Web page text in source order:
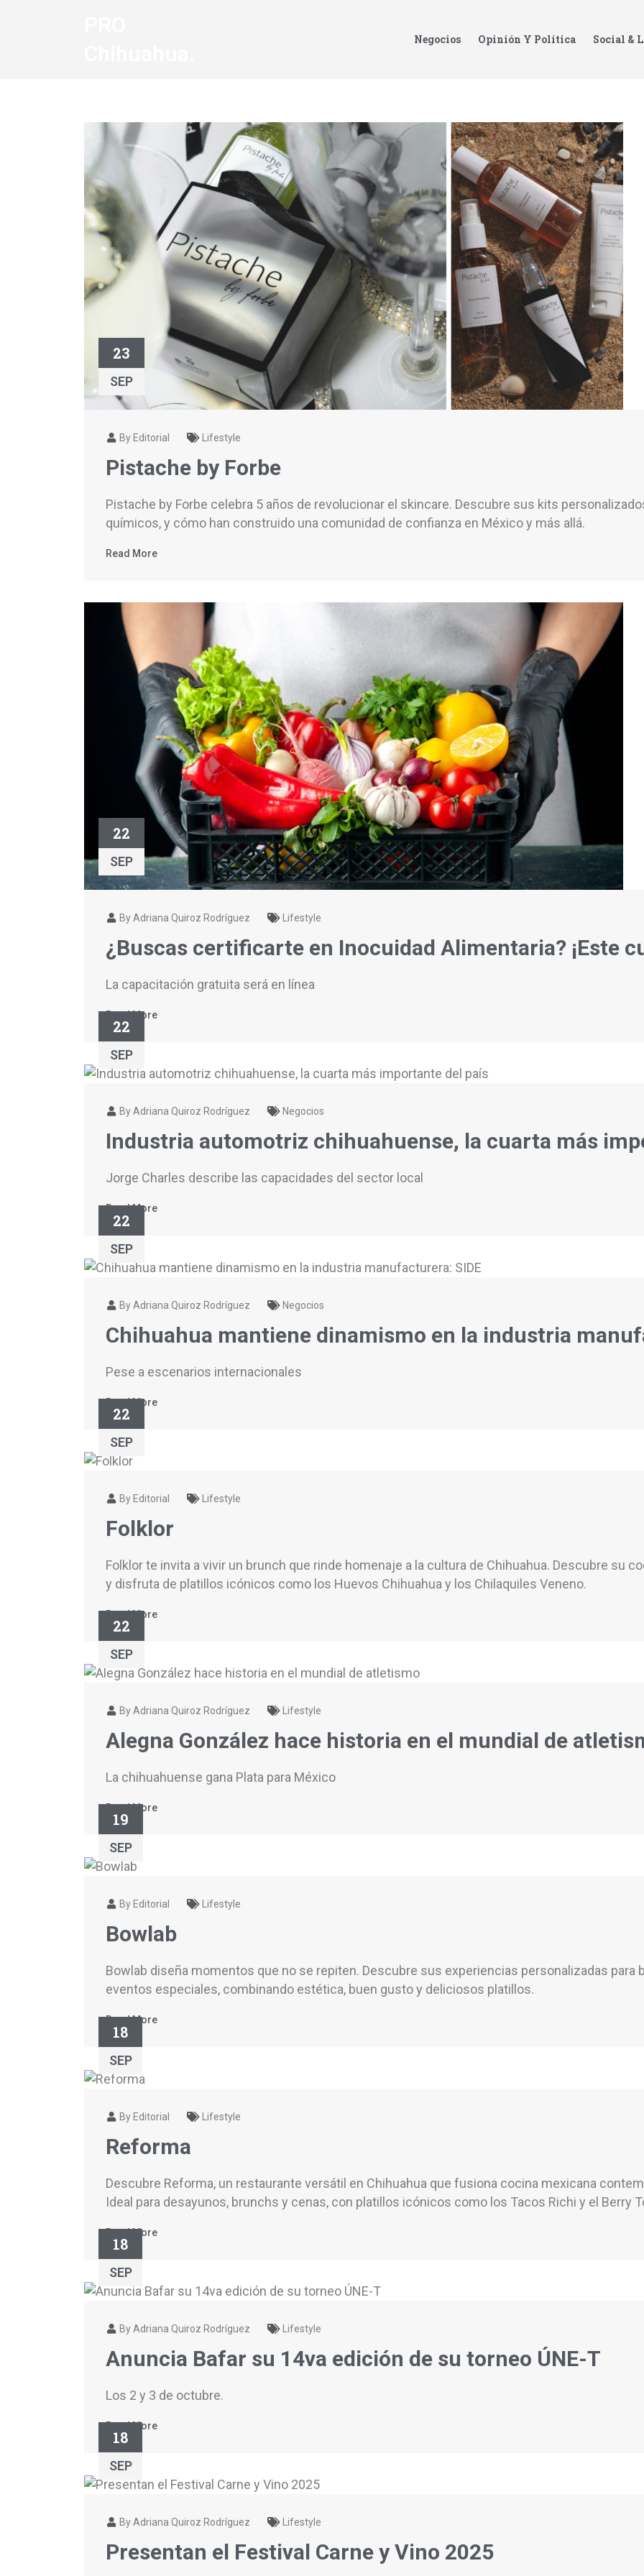
Negocios Opinión Y Política Social &
23
SEP
By Editorial Lifestyle
Pistache by Forbe
Pistache by Forbe celebra 5 años de revolucionar el skincare. Descubre sus kits
químicos, y cómo han construido una comunidad de confianza en México y más allá.
Read More
22
SEP
By Adriana Quiroz Rodríguez Lifestyle
¿Buscas certificarte en Inocuidad Alimentaria? ¡Este
La capacitación gratuita será en línea
Read More
22
SEP
By Adriana Quiroz Rodríguez Negocios
Industria automotriz chihuahuense, la cuarta más
Jorge Charles describe las capacidades del sector local
Read More
22
SEP
By Adriana Quiroz Rodríguez Negocios
Chihuahua mantiene dinamismo en la industria
Pese a escenarios internacionales
Read More
22
SEP
By Editorial Lifestyle
Folklor
Folklor te invita a vivir un brunch que rinde homenaje a la cultura de Chihuahua. Descubre su
y disfruta de platillos icónicos como los Huevos Chihuahua y los Chilaquiles Veneno.
Read More
22
SEP
By Adriana Quiroz Rodríguez Lifestyle
Alegna González hace historia en el mundial de
La chihuahuense gana Plata para México
Read More
19
SEP
By Editorial Lifestyle
Bowlab
Bowlab diseña momentos que no se repiten. Descubre sus experiencias personalizadas para
eventos especiales, combinando estética, buen gusto y deliciosos platillos.
Read More
18
SEP
By Editorial Lifestyle
Reforma
Descubre Reforma, un restaurante versátil en Chihuahua que fusiona cocina mexicana
Ideal para desayunos, brunchs y cenas, con platillos icónicos como los Tacos Richi y el Berry
Read More
18
SEP
By Adriana Quiroz Rodríguez Lifestyle
Anuncia Bafar su 14va edición de su torneo ÚNE-T
Los 2 y 3 de octubre.
Read More
18
SEP
By Adriana Quiroz Rodríguez Lifestyle
Presentan el Festival Carne y Vino 2025